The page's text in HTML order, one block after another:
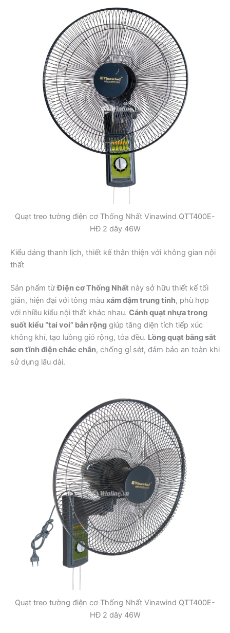
Quạt treo tường điện cơ Thống Nhất Vinawind QTT400E-
HĐ 2 dây 46W
Kiểu dáng thanh lịch, thiết kế thân thiện với không gian nội
thất
Sản phẩm từĐiện cơ Thống Nhất này sở hữu thiết kế tối
giản, hiện đại với tông màu xám đậm trung tính, phù hợp
với nhiều kiểu nội thất khác nhau. Cánh quạt nhựa trong
suốt kiểu “tai voi” bản rộng giúp tăng diện tích tiếp xúc
không khí, tạo luồng gió rộng, tỏa đều. Lồng quạt bằng sắt
sơn tĩnh điện chắc chắn, chống gỉ sét, đảm bảo an toàn khi
sử dụng lâu dài.
Quạt treo tường điện cơ Thống Nhất Vinawind QTT400E-
HĐ 2 dây 46W